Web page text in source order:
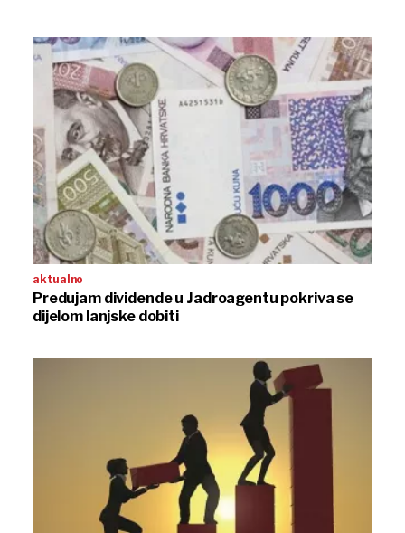
aktualno
Predujam dividende u Jadroagentu pokriva se
dijelom lanjske dobiti